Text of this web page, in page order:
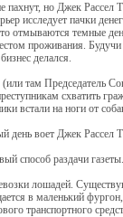
но Джек Рассел
исследует пачки
отмываются темные
проживания.
делался.
там Председатель
схватить
встали на ноги от
день воет Джек Рассел
способ раздачи
лошадей.
в маленький
транспортного